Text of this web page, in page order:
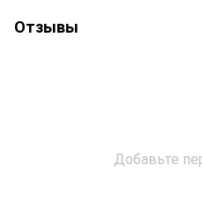
Отзывы
Добавьте